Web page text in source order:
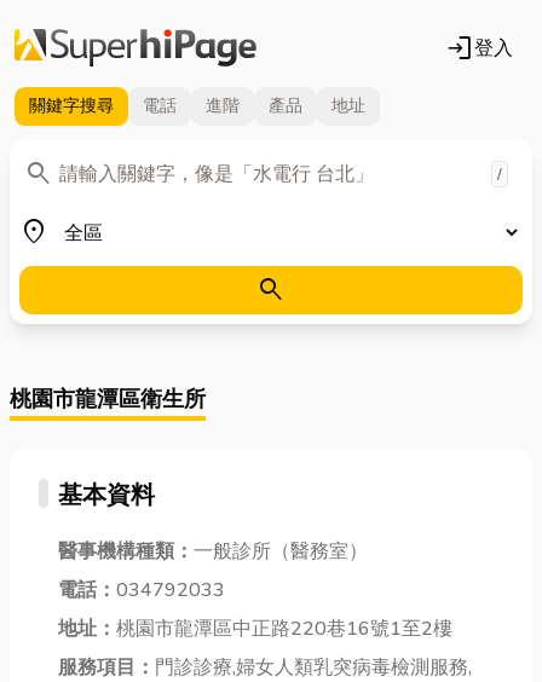
login登入
關鍵字搜尋 電話 進階 產品 地址
search
關鍵字 /
place
地區
search
桃園市龍潭區衛生所
基本資料
醫事機構種類： 一般診所（醫務室）
電話： 034792033
地址： 桃園市龍潭區中正路220巷16號1至2樓
服務項目： 門診診療,婦女人類乳突病毒檢測服務,